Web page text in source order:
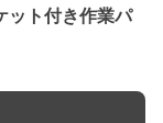
ット付き作業パ